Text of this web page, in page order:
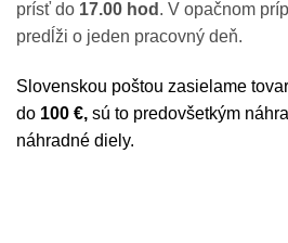
prísť do 17.00 hod . V opačnom
predĺži o jeden pracovný deň.
Slovenskou poštou zasielame
do 100 €, sú to predovšetkým
náhradné diely.